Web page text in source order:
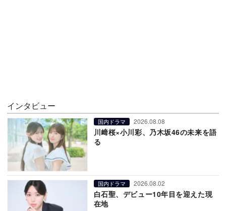
インタビュー
国内ドラマ 2026.08.08
川﨑桜×小川彩、乃木坂46の未来を語
る
国内ドラマ 2026.08.02
白石聖、デビュー10年目を迎えた現
在地